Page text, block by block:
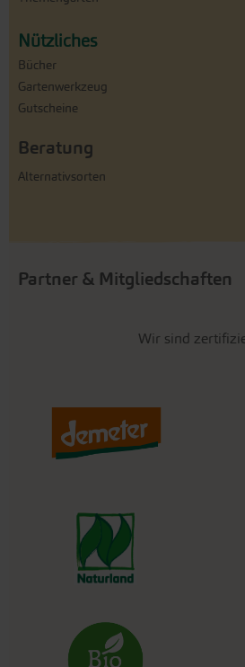
Nützliches
Bücher
Gartenwerkzeug
Gutscheine
Beratung
Alternativsorten
Partner & Mitgliedschaften
Wir sind